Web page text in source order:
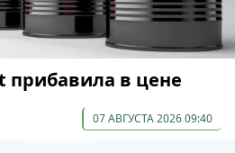
прибавила в цене
07 АВГУСТА 2026 09:40